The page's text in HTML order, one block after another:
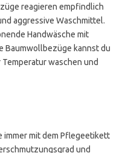
reagieren empfindlich
aggressive Waschmittel.
Handwäsche mit
Baumwollbezüge kannst du
waschen und
immer mit dem Pflegeetikett
und